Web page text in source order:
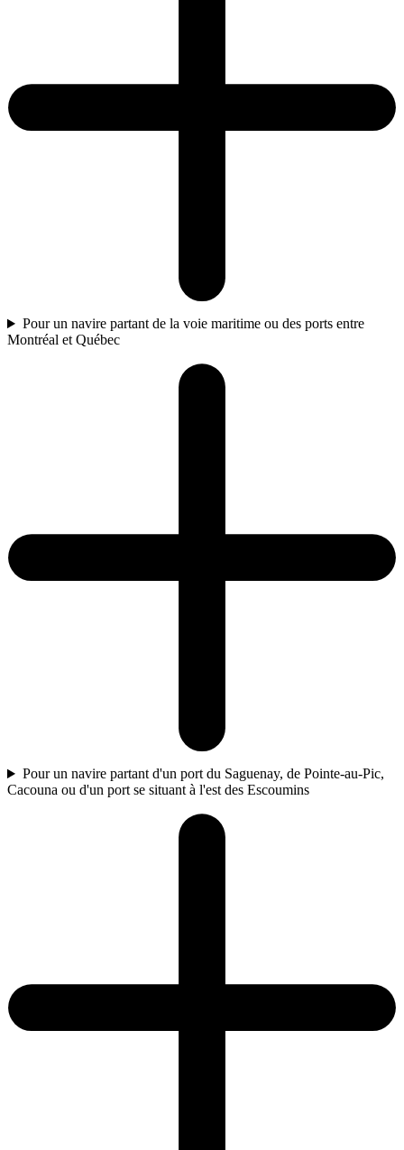
Pour un navire partant de la voie maritime ou des ports entre
Montréal et Québec
Pour un navire partant d'un port du Saguenay, de Pointe-au-Pic,
Cacouna ou d'un port se situant à l'est des Escoumins